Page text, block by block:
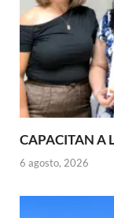
CAPACITAN A
6 agosto, 2026